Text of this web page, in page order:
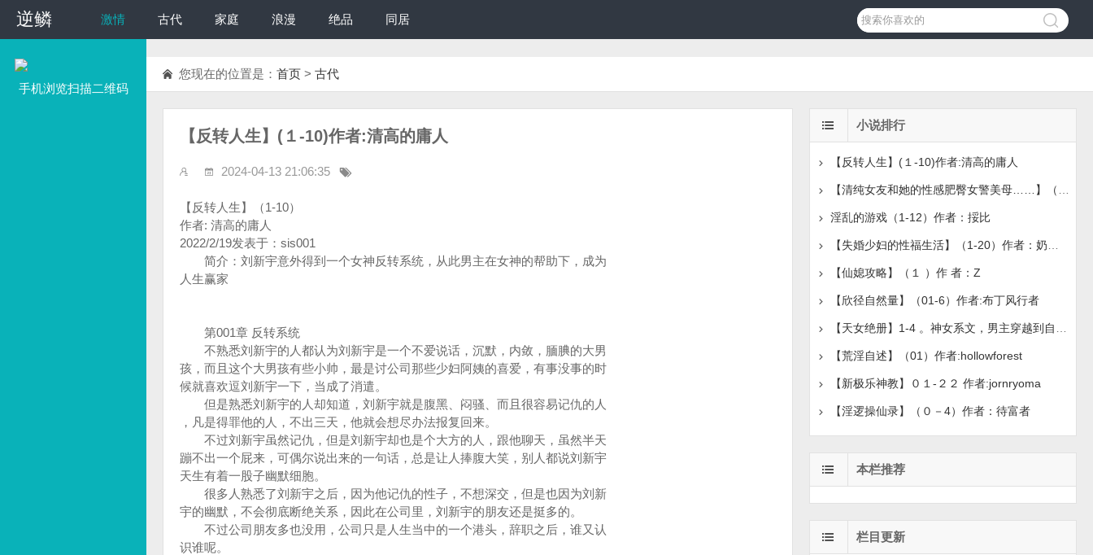
逆鳞
逆鳞 激情 古代 家庭 浪漫 绝品 同居
手机浏览扫描二维码
您现在的位置是： 首页 > 古代
【反转人生】(１-10)作者:清高的庸人
2024-04-13 21:06:35
【反转人生】（1-10）
作者: 清高的庸人
2022/2/19发表于：sis001
简介：刘新宇意外得到一个女神反转系统，从此男主在女神的帮助下，成为
人生赢家
第001章 反转系统
不熟悉刘新宇的人都认为刘新宇是一个不爱说话，沉默，内敛，腼腆的大男
孩，而且这个大男孩有些小帅，最是讨公司那些少妇阿姨的喜爱，有事没事的时
候就喜欢逗刘新宇一下，当成了消遣。
但是熟悉刘新宇的人却知道，刘新宇就是腹黑、闷骚、而且很容易记仇的人
，凡是得罪他的人，不出三天，他就会想尽办法报复回来。
不过刘新宇虽然记仇，但是刘新宇却也是个大方的人，跟他聊天，虽然半天
蹦不出一个屁来，可偶尔说出来的一句话，总是让人捧腹大笑，别人都说刘新宇
天生有着一股子幽默细胞。
很多人熟悉了刘新宇之后，因为他记仇的性子，不想深交，但是也因为刘新
宇的幽默，不会彻底断绝关系，因此在公司里，刘新宇的朋友还是挺多的。
不过公司朋友多也没用，公司只是人生当中的一个港头，辞职之后，谁又认
识谁呢。
小说排行
【反转人生】(１-10)作者:清高的庸人
淫乱的游戏（1-12）作者：挼比
【仙媳攻略】（１ ）作 者：Z
【欣径自然量】（01-6）作者:布丁风行者
【荒淫自述】（01）作者:hollowforest
【新极乐神教】０１-２２ 作者:jornryoma
【淫逻操仙录】（０－4）作者：待富者
本栏推荐
栏目更新